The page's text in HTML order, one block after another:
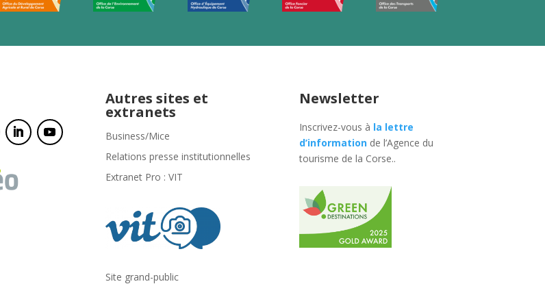
Autres sites et
extranets
Business/Mice
Relations presse institutionnelles
Extranet Pro : VIT
Site grand-public
Newsletter
Inscrivez-vous à la lettre
d’information de l’Agence du
tourisme de la Corse..